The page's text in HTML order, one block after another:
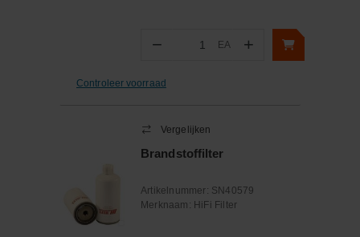
− Aantal
EA +
Controleer voorraad
Vergelijken
Brandstoffilter
Artikelnummer: SN40579
Merknaam: HiFi Filter